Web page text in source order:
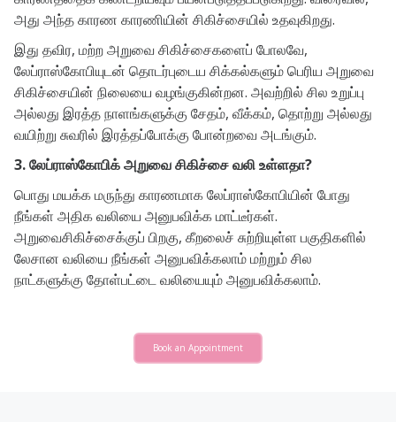
அது அந்த காரண காரணியின் சிகிச்சையில் உதவுகிறது.
இது தவிர, மற்ற அறுவை சிகிச்சைகளைப் போலவே,
லேப்ராஸ்கோபியுடன் தொடர்புடைய சிக்கல்களும் பெரிய அறுவை
சிகிச்சையின் நிலையை வழங்குகின்றன. அவற்றில் சில உறுப்பு
அல்லது இரத்த நாளங்களுக்கு சேதம், வீக்கம், தொற்று அல்லது
வயிற்று சுவரில் இரத்தப்போக்கு போன்றவை அடங்கும்.
3. லேப்ராஸ்கோபிக் அறுவை சிகிச்சை வலி உள்ளதா?
பொது மயக்க மருந்து காரணமாக லேப்ராஸ்கோபியின் போது
நீங்கள் அதிக வலியை அனுபவிக்க மாட்டீர்கள்.
அறுவைசிகிச்சைக்குப் பிறகு, கீறலைச் சுற்றியுள்ள பகுதிகளில்
லேசான வலியை நீங்கள் அனுபவிக்கலாம் மற்றும் சில
நாட்களுக்கு தோள்பட்டை வலியையும் அனுபவிக்கலாம்.
Book an Appointment